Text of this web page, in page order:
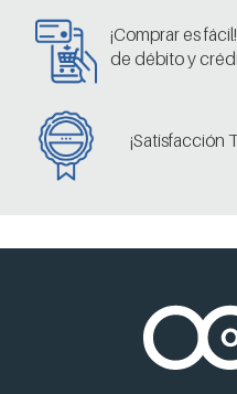
¡Comprar es
de débito y
¡Satisfacción